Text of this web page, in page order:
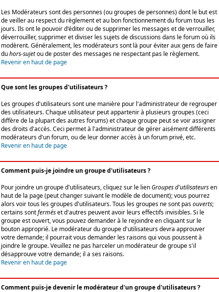
Les Modérateurs sont des personnes (ou groupes de personnes) dont le but est
de veiller au respect du règlement et au bon fonctionnement du forum tous les
jours. Ils ont le pouvoir d'éditer ou de supprimer les messages et de verrouiller,
déverrouiller, supprimer et diviser les sujets de discussions dans le forum où ils
modèrent. Généralement, les modérateurs sont là pour éviter aux gens de faire
duhors-sujetou de poster des messages ne respectant pas le règlement.
Revenir en haut de page
Que sont les groupes d'utilisateurs ?
Les groupes d'utilisateurs sont une manière pour l'administrateur de regrouper
des utilisateurs. Chaque utilisateur peut appartenir à plusieurs groupes (ceci
diffère de la plupart des autres forums) et chaque groupe peut se voir assigner
des droits d'accès. Ceci permet à l'administrateur de gérer aisément différents
modérateurs d'un forum, ou de leur donner accès à un forum privé, etc.
Revenir en haut de page
Comment puis-je joindre un groupe d'utilisateurs ?
Pour joindre un groupe d'utilisateurs, cliquez sur le lienGroupes d'utilisateursen
haut de la page (peut changer suivant le modèle de document); vous pourrez
alors voir tous les groupes d'utilisateurs. Tous les groupes ne sont pasouverts;
certains sontferméset d'autres peuvent avoir leurs effectifs invisibles. Si le
groupe est ouvert, vous pouvez demander à le rejoindre en cliquant sur le
bouton approprié. Le modérateur du groupe d'utilisateurs devra approuver
votre demande; il pourrait vous demander les raisons qui vous poussent à
joindre le groupe. Veuillez ne pas harceler un modérateur de groupe s'il
désapprouve votre demande; il a ses raisons.
Revenir en haut de page
Comment puis-je devenir le modérateur d'un groupe d'utilisateurs ?